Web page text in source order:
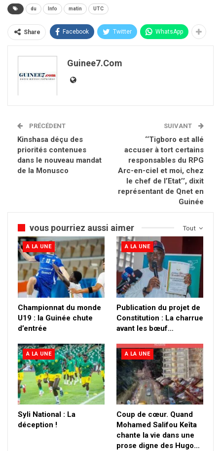
du Info matin UTC
Share Facebook Twitter WhatsApp
Guinee7.com
PRÉCÉDENT
Kinshasa déçu des
priorités contenues
dans le nouveau mandat
de la Monusco
SUIVANT
‘‘Tigboro est allé
accuser à tort certains
responsables du RPG
Arc-en-ciel et moi, chez
le chef de l’Etat’’, dixit
représentant de Qnet en
Guinée
Tout
vous pourriez aussi aimer
A LA UNE
Championnat du monde
U19 : la Guinée chute
d’entrée
A LA UNE
Publication du projet de
Constitution : La charrue
avant les bœuf…
A LA UNE
Syli National : La
déception !
A LA UNE
Coup de cœur. Quand
Mohamed Salifou Keîta
chante la vie dans une
prose digne des Hugo…